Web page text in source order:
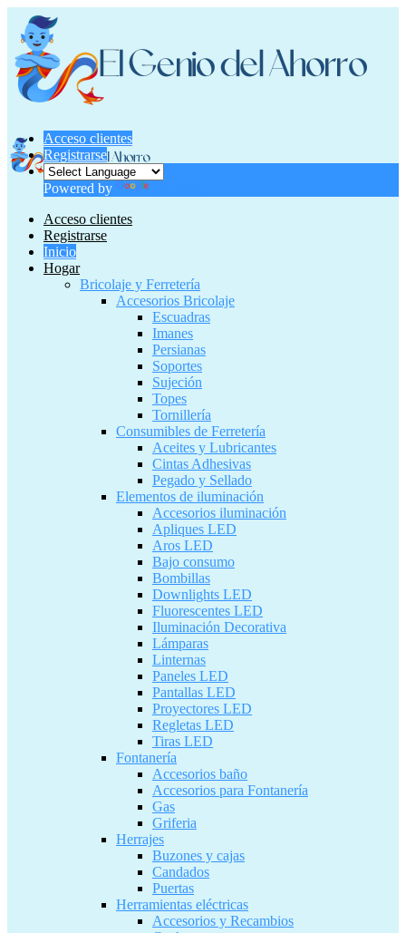
Acceso clientes
Registrarse
Powered by
Acceso clientes
Registrarse
Inicio
Hogar
Bricolaje y Ferretería
Accesorios Bricolaje
Escuadras
Imanes
Persianas
Soportes
Sujeción
Topes
Tornillería
Consumibles de Ferretería
Aceites y Lubricantes
Cintas Adhesivas
Pegado y Sellado
Elementos de iluminación
Accesorios iluminación
Apliques LED
Aros LED
Bajo consumo
Bombillas
Downlights LED
Fluorescentes LED
Iluminación Decorativa
Lámparas
Linternas
Paneles LED
Pantallas LED
Proyectores LED
Regletas LED
Tiras LED
Fontanería
Accesorios baño
Accesorios para Fontanería
Gas
Griferia
Herrajes
Buzones y cajas
Candados
Puertas
Herramientas eléctricas
Accesorios y Recambios